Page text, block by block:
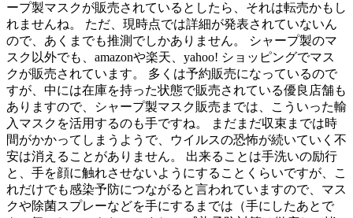
ープ製マスクが販売されているとしたら、それは転売かもし
れませんね。 ただ、現時点では詳細が発表されていないん
ので、あくまでも推測でしかありません。 シャープ製のマ
スク以外でも、amazonや楽天、yahoo! ショッピングでマス
クが販売されています。 多くは予約販売になっているので
すが、中には在庫を持った状態で販売されている優良店舗も
ありますので、シャープ製マスク販売までは、こういった輸
入マスクを活用するのも手ですね。 まだまだ収束までは時
間がかかってしまうようで、ウイルスの恐怖が続いていく不
安は消えることがありません。 出来ることは手洗いの励行
と、手を顔に触れさせないようにすることくらいですが、こ
れだけでも感染予防につながると言われていますので、マス
クや除菌スプレーなどを手にするまでは（手にしたあとで